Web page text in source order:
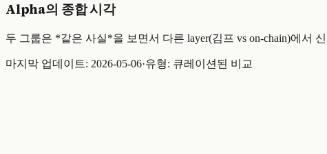
Alpha의 종합 시각
두 그룹은 *같은 사실*을 보면서 다른 layer(김프 vs on-chain)에서
마지막 업데이트: 2026-05-06·유형: 큐레이션된 비교